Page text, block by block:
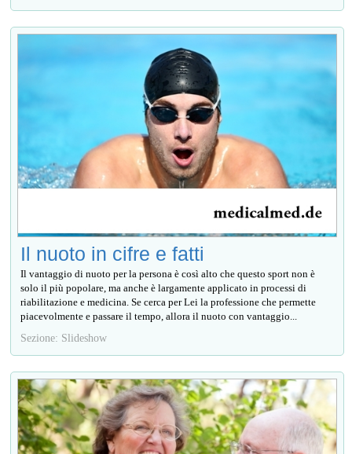
Il nuoto in cifre e fatti
Il vantaggio di nuoto per la persona è così alto che questo sport non è
solo il più popolare, ma anche è largamente applicato in processi di
riabilitazione e medicina. Se cerca per Lei la professione che permette
piacevolmente e passare il tempo, allora il nuoto con vantaggio...
Sezione: Slideshow